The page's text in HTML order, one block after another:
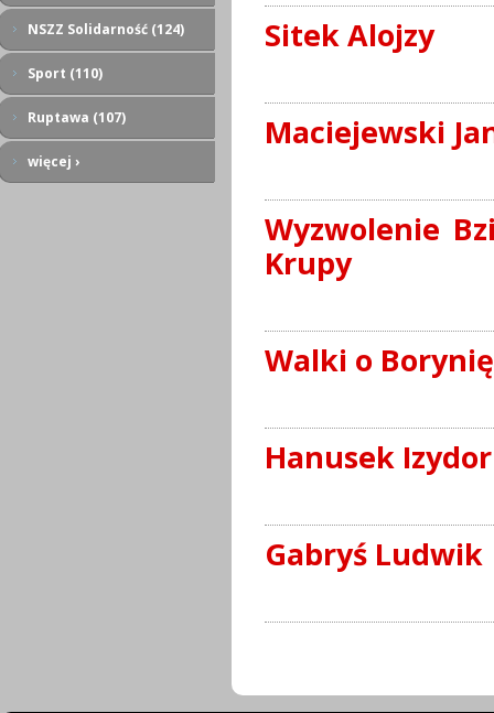
NSZZ Solidarność (124)
Sport (110)
Ruptawa (107)
więcej ›
Sitek Alojzy
Maciejewski
Wyzwolenie
Krupy
Walki o
Hanusek Izydor
Gabryś Ludwik